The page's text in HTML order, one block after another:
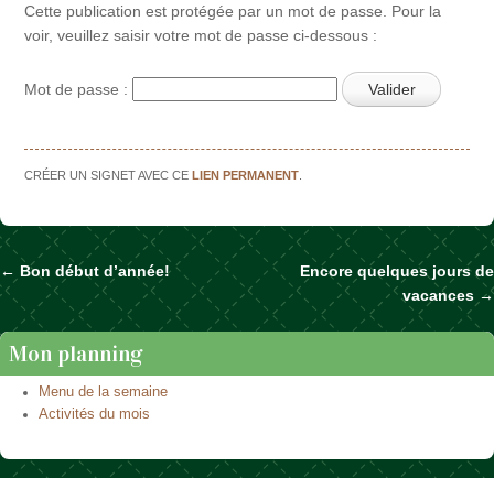
Cette publication est protégée par un mot de passe. Pour la
voir, veuillez saisir votre mot de passe ci-dessous :
Mot de passe :
CRÉER UN SIGNET AVEC CELIEN PERMANENT
Naviguer dans les articles
← Bon début d’année!
Encore quelques jours de
vacances →
Mon planning
Menu de la semaine
Activités du mois